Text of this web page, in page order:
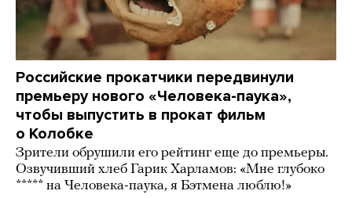
Российские прокатчики передвинули
премьеру нового «Человека-паука»,
чтобы выпустить в прокат фильм
о Колобке
Зрители обрушили его рейтинг еще до премьеры.
Озвучивший хлеб Гарик Харламов: «Мне глубоко
***** на Человека-паука, я Бэтмена люблю!»